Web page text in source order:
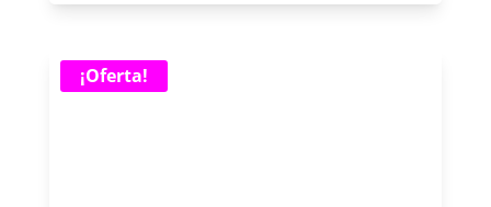
¡Oferta!